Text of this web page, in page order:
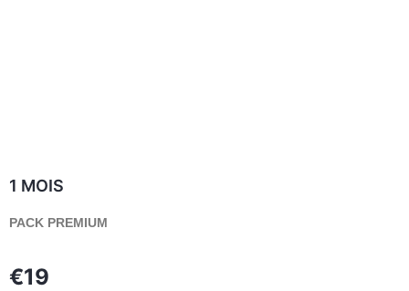
1 MOIS
PACK PREMIUM
€19